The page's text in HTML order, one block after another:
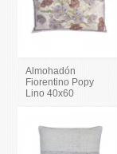
Almohadón
Fiorentino Popy
Lino 40x60